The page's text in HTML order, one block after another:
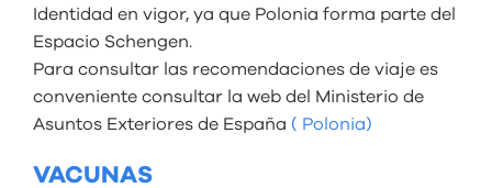
Identidad en vigor, ya que Polonia forma parte del
Espacio Schengen.
Para consultar las recomendaciones de viaje es
conveniente consultar la web del Ministerio de
Asuntos Exteriores de España ( Polonia)
VACUNAS